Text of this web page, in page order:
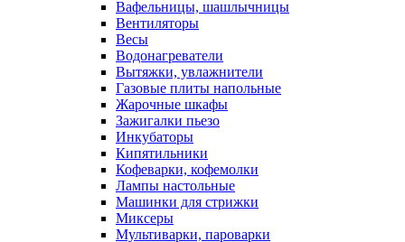
Вафельницы, шашлычницы
Вентиляторы
Весы
Водонагреватели
Вытяжки, увлажнители
Газовые плиты напольные
Жарочные шкафы
Зажигалки пьезо
Инкубаторы
Кипятильники
Кофеварки, кофемолки
Лампы настольные
Машинки для стрижки
Миксеры
Мультиварки, пароварки